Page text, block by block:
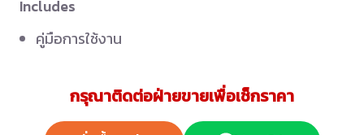
Includes
คู่มือการใช้งาน
กรุณาติดต่อฝ่ายขายเพื่อเช็กราคา